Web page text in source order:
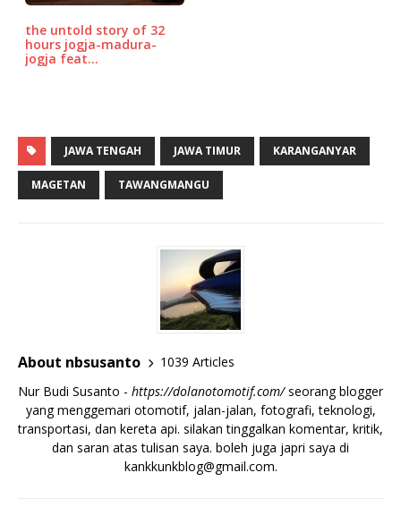
the untold story of 32
hours jogja-madura-
jogja feat…
JAWA TENGAH JAWA TIMUR KARANGANYAR
MAGETAN TAWANGMANGU
About nbsusanto
1039 Articles
Nur Budi Susanto - https://dolanotomotif.com/seorang blogger
yang menggemari otomotif, jalan-jalan, fotografi, teknologi,
transportasi, dan kereta api. silakan tinggalkan komentar, kritik,
dan saran atas tulisan saya. boleh juga japri saya di
kankkunkblog@gmail.com.